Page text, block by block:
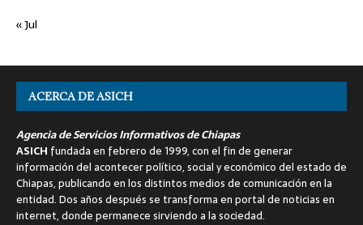
« Jul
ACERCA DE ASICH
Agencia de Servicios Informativos de Chiapas
ASICH fundada en febrero de 1999, con el fin de generar
información del acontecer político, social y económico del estado de
Chiapas, publicando en los distintos medios de comunicación en la
entidad. Dos años después se transforma en portal de noticias en
internet, donde permanece sirviendo a la sociedad.